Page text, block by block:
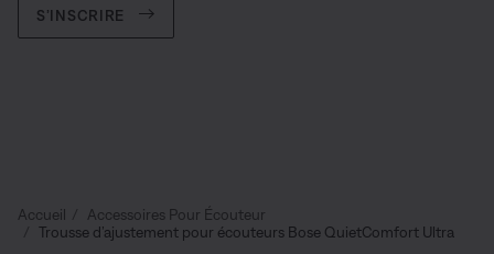
S’INSCRIRE
Accueil
Accessoires Pour Écouteur
Trousse d’ajustement pour écouteurs Bose QuietComfort Ultra